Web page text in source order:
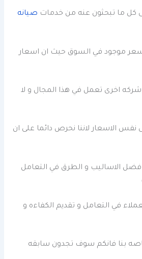
ما تبحثون عنه من خدمات صيانه
سعر موجود في السوق حيث ان اسعار
اخرى تعمل في هذا المجال و لا
الاسعار لاننا نحرص دائما على ان
الاساليب و الطرق في التعامل
في التعامل و تقديم الكفاءه و
بنا فانكم سوف تجدون سابقه